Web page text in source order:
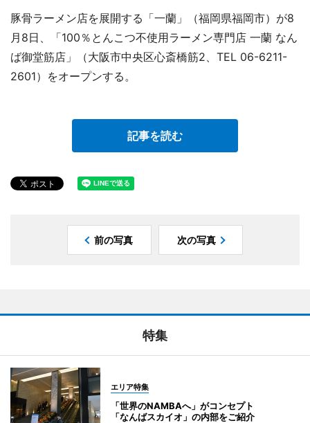
豚骨ラーメン店を展開する「一蘭」（福岡県福岡市）が8
月8日、「100％とんこつ不使用ラーメン専門店 一蘭 なん
ば御堂筋店」（大阪市中央区心斎橋筋2、TEL 06-6211-
2601）をオープンする。
記事を読む
前の写真 次の写真
特集
エリア特集
「世界のNAMBAへ」がコンセプト
「なんばスカイオ」の内部をご紹介